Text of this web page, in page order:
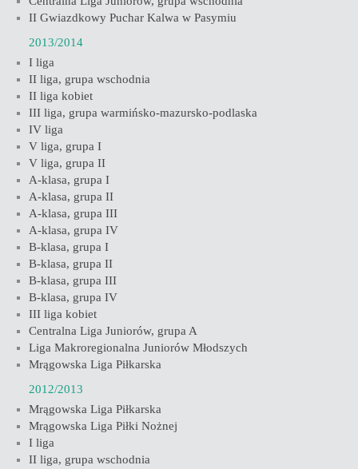
II Gwiazdkowy Puchar Kalwa w Pasymiu
2013/2014
I liga
II liga, grupa wschodnia
II liga kobiet
III liga, grupa warmińsko-mazursko-podlaska
IV liga
V liga, grupa I
V liga, grupa II
A-klasa, grupa I
A-klasa, grupa II
A-klasa, grupa III
A-klasa, grupa IV
B-klasa, grupa I
B-klasa, grupa II
B-klasa, grupa III
B-klasa, grupa IV
III liga kobiet
Centralna Liga Juniorów, grupa A
Liga Makroregionalna Juniorów Młodszych
Mrągowska Liga Piłkarska
2012/2013
Mrągowska Liga Piłkarska
Mrągowska Liga Piłki Nożnej
I liga
II liga, grupa wschodnia